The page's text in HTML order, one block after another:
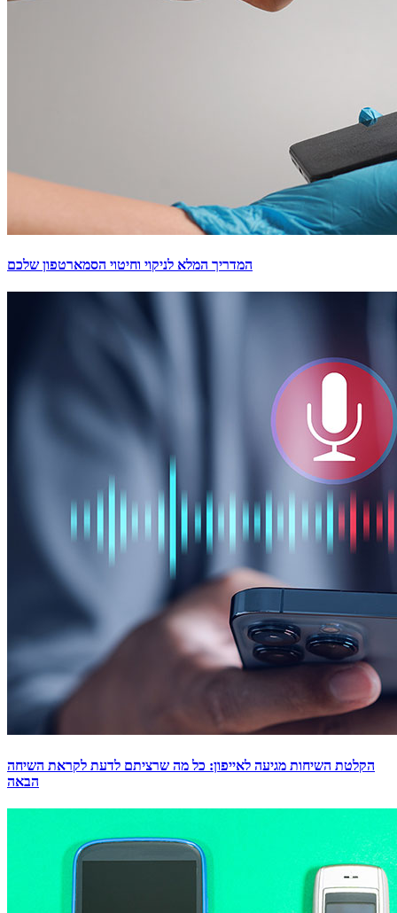
המדריך המלא לניקוי וחיטוי הסמארטפון שלכם
הקלטת השיחות מגיעה לאייפון: כל מה שרציתם לדעת לקראת השיחה
הבאה